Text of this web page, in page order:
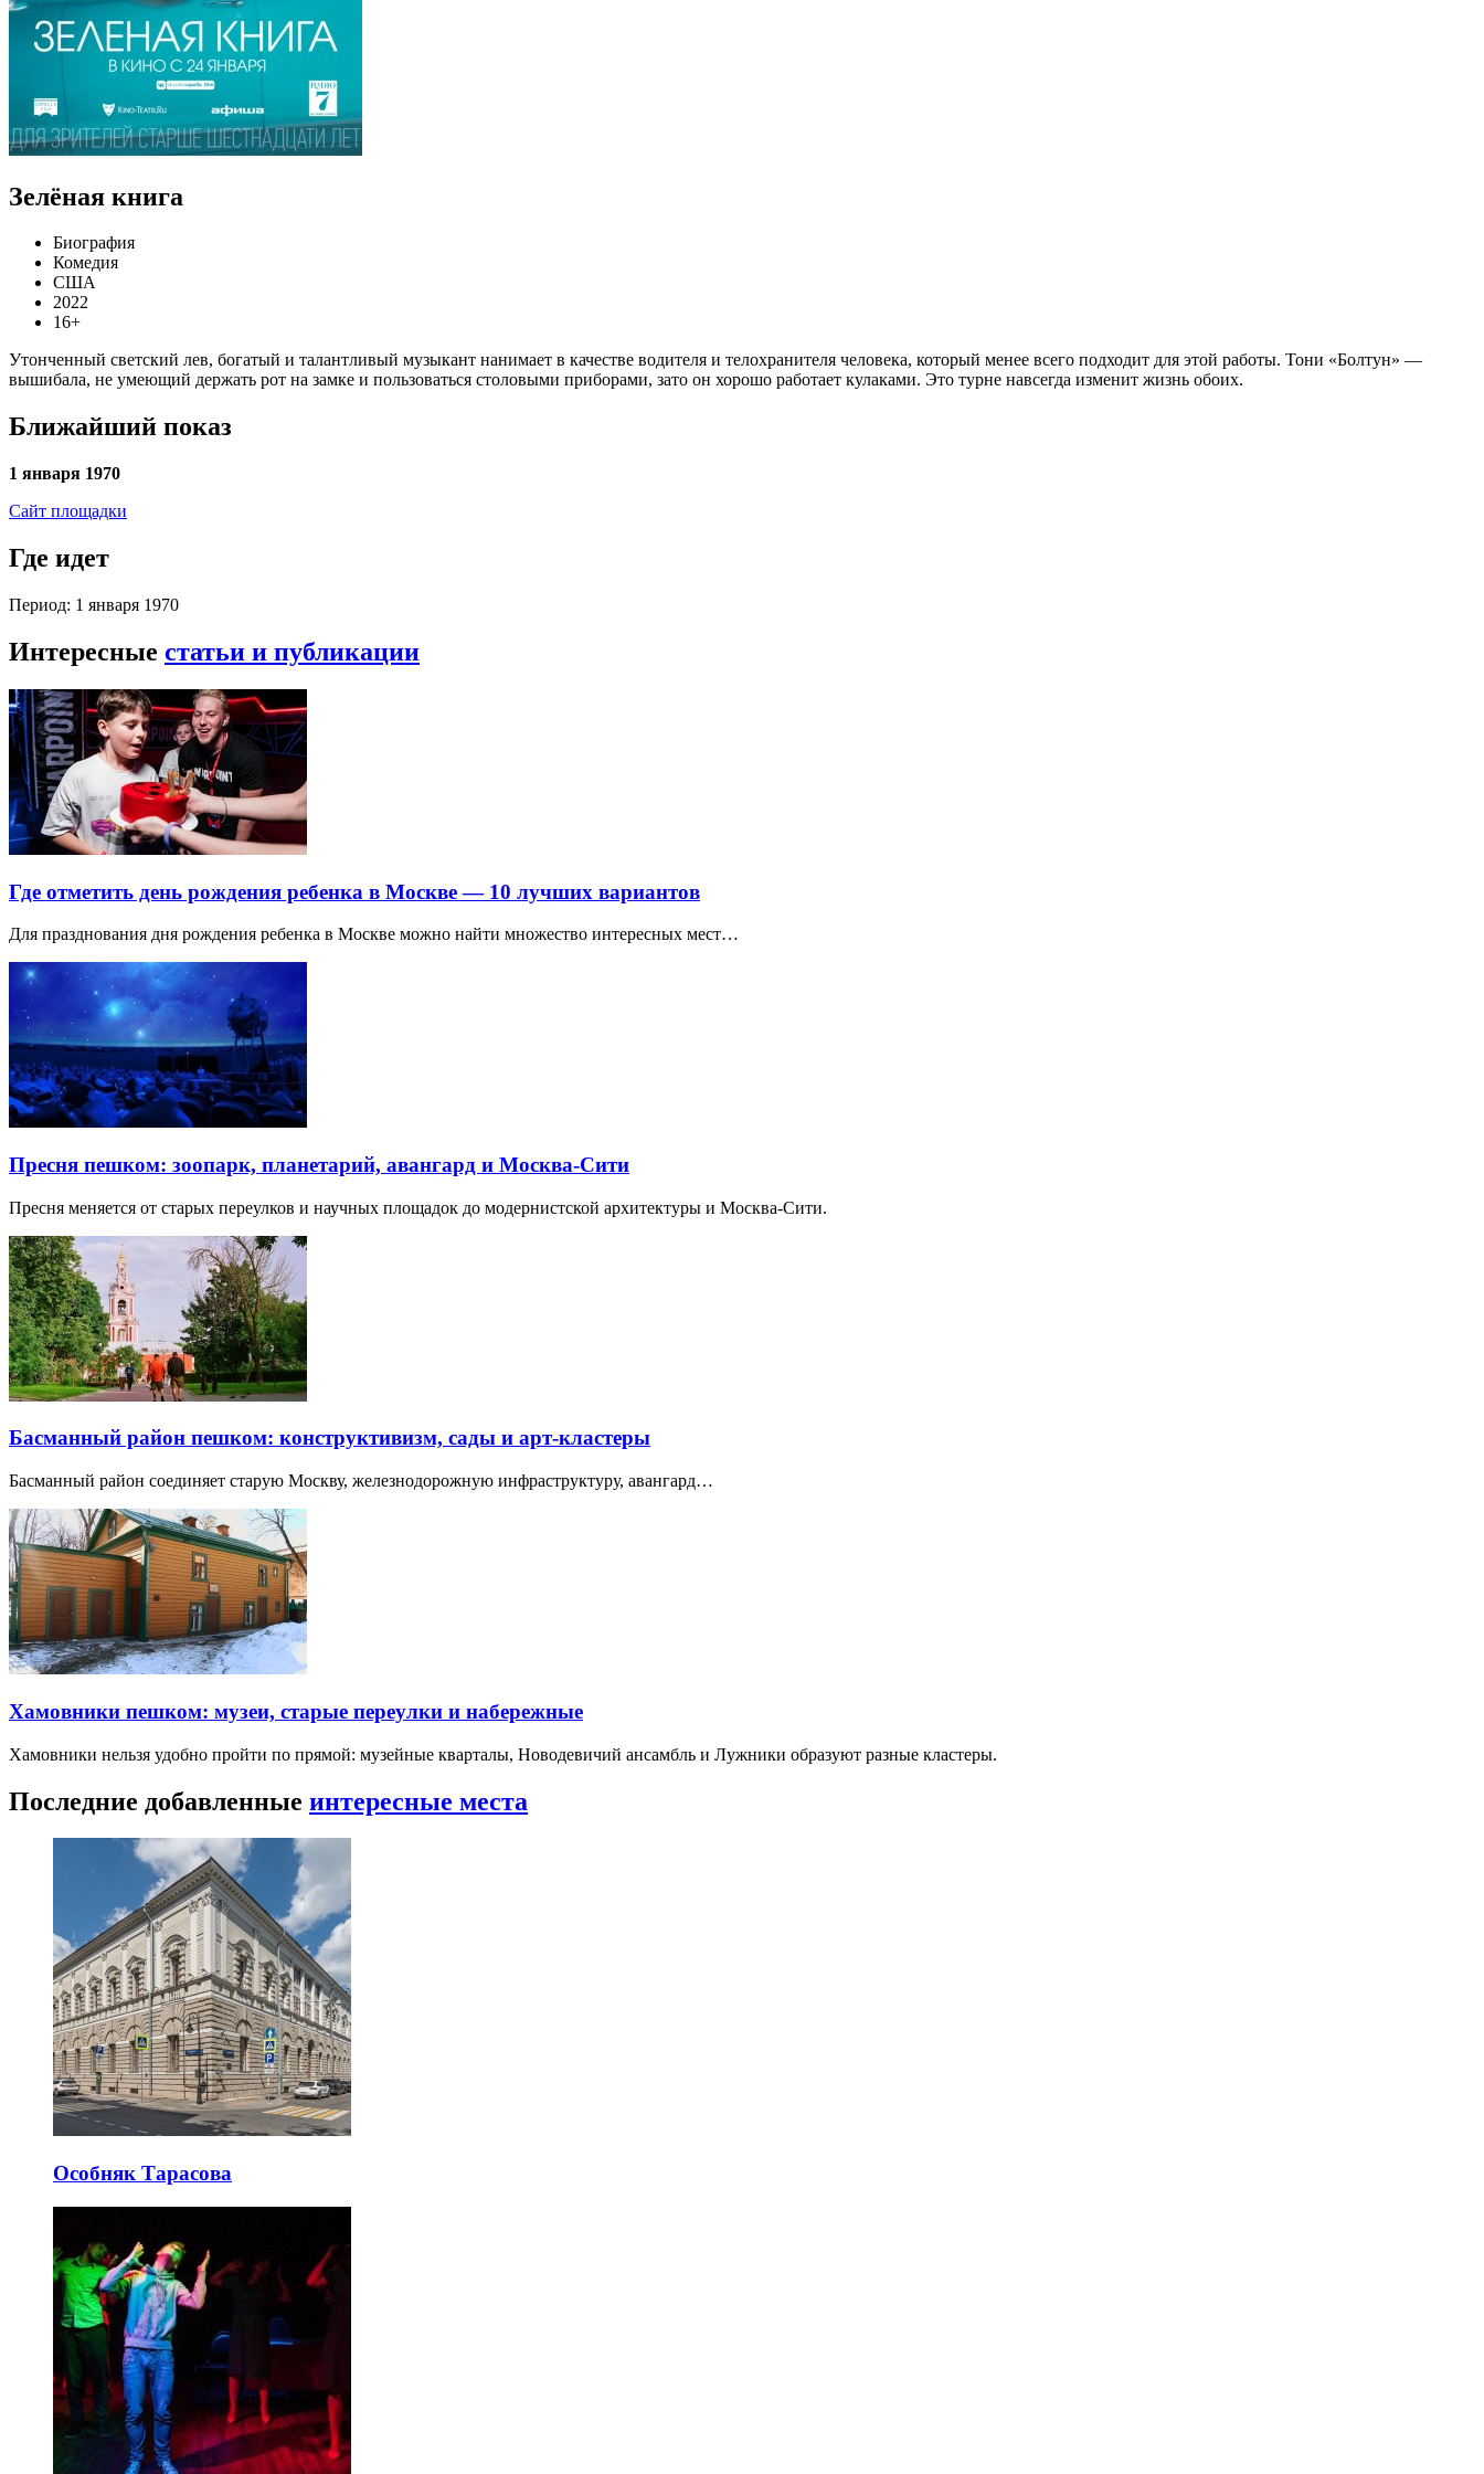
Зелёная книга
Биография
Комедия
США
2022
16+
Утонченный светский лев, богатый и талантливый музыкант нанимает в качестве водителя и телохранителя человека, который менее всего подходит для этой работы. Тони «Болтун» —
вышибала, не умеющий держать рот на замке и пользоваться столовыми приборами, зато он хорошо работает кулаками. Это турне навсегда изменит жизнь обоих.
Ближайший показ
1 января 1970
Сайт площадки
Где идет
Период: 1 января 1970
Интересные статьи и публикации
Где отметить день рождения ребенка в Москве — 10 лучших вариантов
Для празднования дня рождения ребенка в Москве можно найти множество интересных мест…
Пресня пешком: зоопарк, планетарий, авангард и Москва-Сити
Пресня меняется от старых переулков и научных площадок до модернистской архитектуры и Москва-Сити.
Басманный район пешком: конструктивизм, сады и арт-кластеры
Басманный район соединяет старую Москву, железнодорожную инфраструктуру, авангард…
Хамовники пешком: музеи, старые переулки и набережные
Хамовники нельзя удобно пройти по прямой: музейные кварталы, Новодевичий ансамбль и Лужники образуют разные кластеры.
Последние добавленные интересные места
Особняк Тарасова